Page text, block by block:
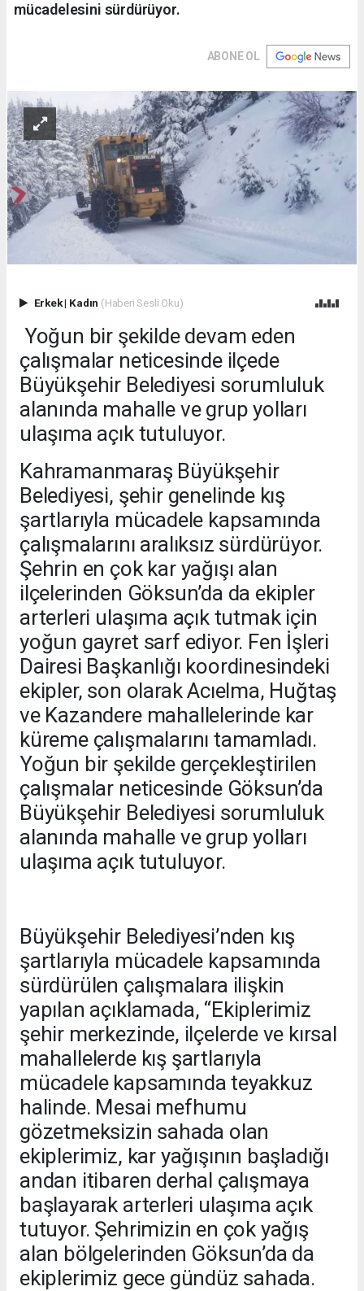
mücadelesini sürdürüyor.
ABONE OL
Erkek| Kadın (Haberi Sesli Oku)
Yoğun bir şekilde devam eden
çalışmalar neticesinde ilçede
Büyükşehir Belediyesi sorumluluk
alanında mahalle ve grup yolları
ulaşıma açık tutuluyor.
Kahramanmaraş Büyükşehir
Belediyesi, şehir genelinde kış
şartlarıyla mücadele kapsamında
çalışmalarını aralıksız sürdürüyor.
Şehrin en çok kar yağışı alan
ilçelerinden Göksun’da da ekipler
arterleri ulaşıma açık tutmak için
yoğun gayret sarf ediyor. Fen İşleri
Dairesi Başkanlığı koordinesindeki
ekipler, son olarak Acıelma, Huğtaş
ve Kazandere mahallelerinde kar
küreme çalışmalarını tamamladı.
Yoğun bir şekilde gerçekleştirilen
çalışmalar neticesinde Göksun’da
Büyükşehir Belediyesi sorumluluk
alanında mahalle ve grup yolları
ulaşıma açık tutuluyor.
Büyükşehir Belediyesi’nden kış
şartlarıyla mücadele kapsamında
sürdürülen çalışmalara ilişkin
yapılan açıklamada, “Ekiplerimiz
şehir merkezinde, ilçelerde ve kırsal
mahallelerde kış şartlarıyla
mücadele kapsamında teyakkuz
halinde. Mesai mefhumu
gözetmeksizin sahada olan
ekiplerimiz, kar yağışının başladığı
andan itibaren derhal çalışmaya
başlayarak arterleri ulaşıma açık
tutuyor. Şehrimizin en çok yağış
alan bölgelerinden Göksun’da da
ekiplerimiz gece gündüz sahada.